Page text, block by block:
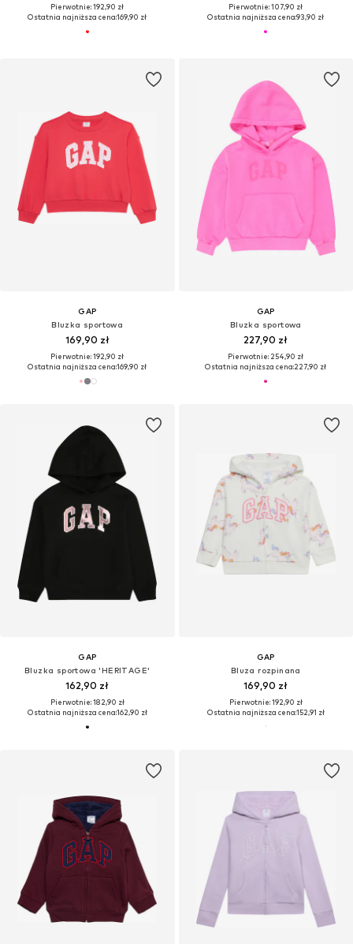
Pierwotnie: 192,90 zł
Ostatnia najniższa cena:169,90 zł
Pierwotnie: 107,90 zł
Ostatnia najniższa cena:93,90 zł
GAP
Bluzka sportowa
169,90 zł
Pierwotnie: 192,90 zł
Ostatnia najniższa cena:169,90 zł
GAP
Bluzka sportowa
227,90 zł
Pierwotnie: 254,90 zł
Ostatnia najniższa cena:227,90 zł
GAP
Bluzka sportowa 'HERITAGE'
162,90 zł
Pierwotnie: 182,90 zł
Ostatnia najniższa cena:162,90 zł
GAP
Bluza rozpinana
169,90 zł
Pierwotnie: 192,90 zł
Ostatnia najniższa cena:152,91 zł